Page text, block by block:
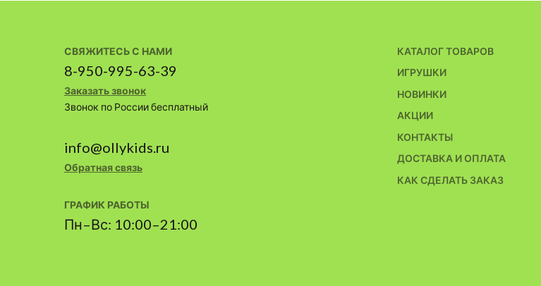
КАТАЛОГ ТОВАРОВ
ИГРУШКИ
НОВИНКИ
АКЦИИ
КОНТАКТЫ
ДОСТАВКА И ОПЛАТА
КАК СДЕЛАТЬ ЗАКАЗ
СВЯЖИТЕСЬ С НАМИ
8-950-995-63-39
Заказать звонок
Звонок по России бесплатный
info@ollykids.ru
Обратная связь
ГРАФИК РАБОТЫ
Пн–Вс: 10:00–21:00